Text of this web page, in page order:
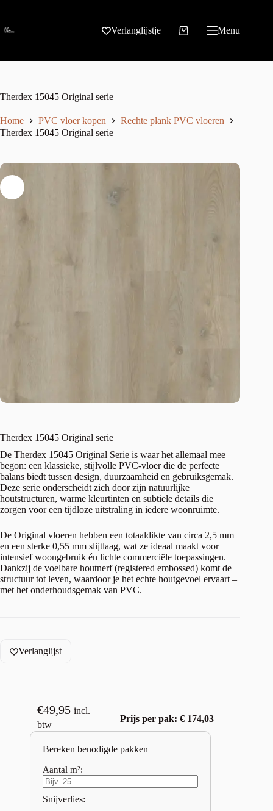
Verlanglijstje Menu
Therdex 15045 Original serie
Home PVC vloer kopen
Rechte plank PVC vloeren
Therdex 15045 Original serie
Therdex 15045 Original serie
De Therdex 15045 Original Serie is waar het allemaal mee
begon: een klassieke, stijlvolle PVC-vloer die de perfecte
balans biedt tussen design, duurzaamheid en gebruiksgemak.
Deze serie onderscheidt zich door zijn natuurlijke
houtstructuren, warme kleurtinten en subtiele details die
zorgen voor een tijdloze uitstraling in iedere woonruimte.
De Original vloeren hebben een totaaldikte van circa 2,5 mm
en een sterke 0,55 mm slijtlaag, wat ze ideaal maakt voor
intensief woongebruik én lichte commerciële toepassingen.
Dankzij de voelbare houtnerf (registered embossed) komt de
structuur tot leven, waardoor je het echte houtgevoel ervaart –
met het onderhoudsgemak van PVC.
Verlanglijst
€49,95 incl.
btw
Prijs per pak: € 174,03
Bereken benodigde pakken
Aantal m²:
Snijverlies: